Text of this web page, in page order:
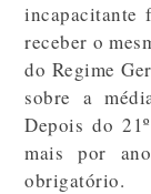
incapacitante
receber o
do Regime
sobre a
Depois do
mais por
obrigatório.